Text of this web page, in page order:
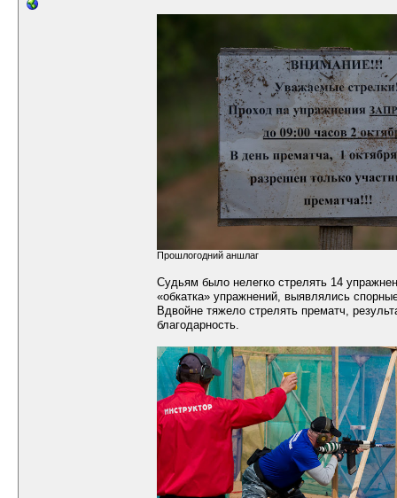
Прошлогодний аншлаг
Судьям было нелегко стрелять 14
«обкатка» упражнений, выявлялись
Вдвойне тяжело стрелять прематч,
благодарность.